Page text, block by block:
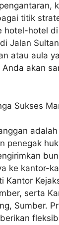
titik
hotel-hotel
Jalan
atau aula
Anda akan
Sukses
penegak
ke kantor-
Kantor
serta
Sumber.